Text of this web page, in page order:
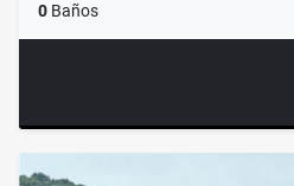
0 Baños